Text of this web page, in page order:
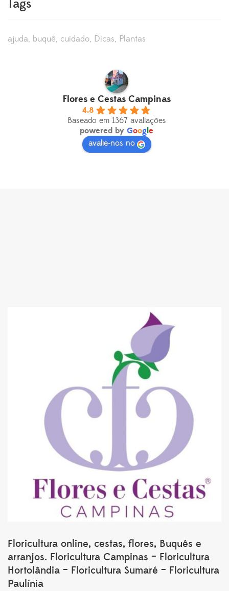
Tags
ajuda buquê cuidado Dicas Plantas
Flores e Cestas Campinas
4.8
Baseado em 1367 avaliações
powered by Google
avalie-nos no
Floricultura online, cestas, flores, Buquês e
arranjos. Floricultura Campinas – Floricultura
Hortolândia – Floricultura Sumaré – Floricultura
Paulínia